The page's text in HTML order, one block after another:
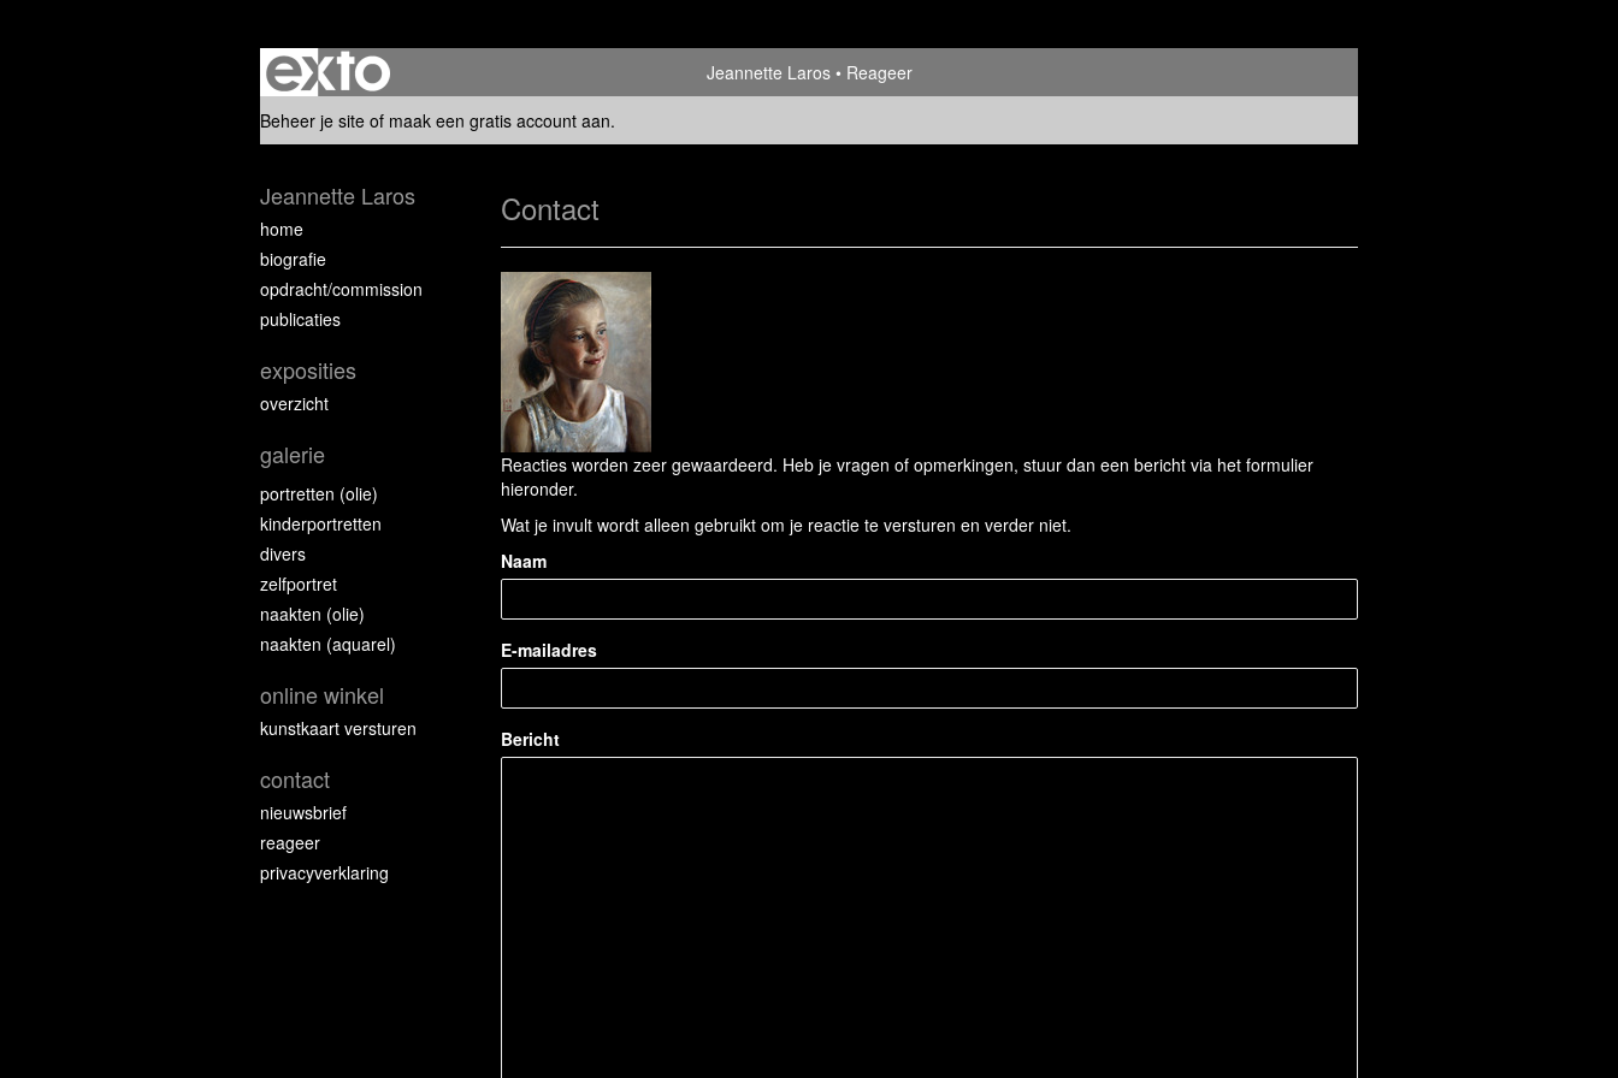
Jeannette Laros
Reageer
Beheer je site of maak een gratis account aan.
Contact
Reacties worden zeer gewaardeerd. Heb je vragen of opmerkingen, stuur dan een bericht via het formulier
hieronder.
Wat je invult wordt alleen gebruikt om je reactie te versturen en verder niet.
Naam
E-mailadres
Bericht
Jeannette Laros
home
biografie
opdracht/commission
publicaties
exposities
overzicht
galerie
portretten (olie)
kinderportretten
divers
zelfportret
naakten (olie)
naakten (aquarel)
online winkel
kunstkaart versturen
contact
nieuwsbrief
reageer
privacyverklaring